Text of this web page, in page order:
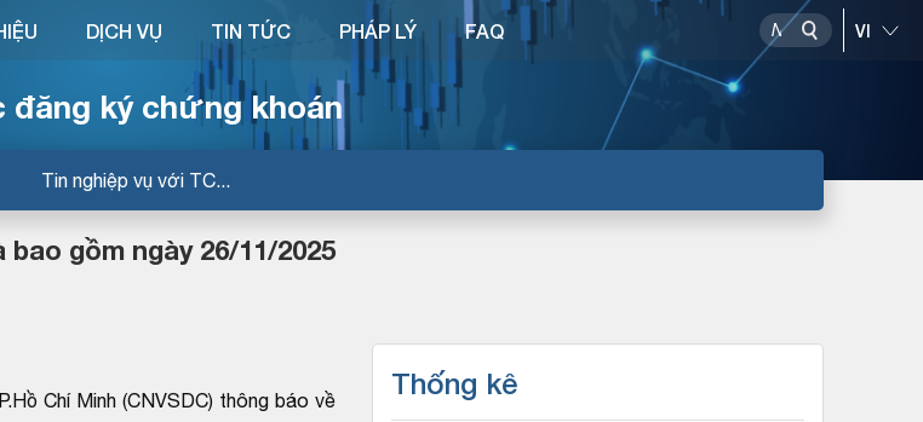
đăng ký chứng khoán
Tin nghiệp vụ với TC...
DỊCH VỤ TIN TỨC PHÁP LÝ FAQ
gồm ngày 26/11/2025
Chí Minh (CNVSDC) thông báo về
Thống kê